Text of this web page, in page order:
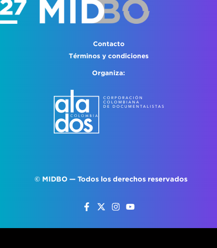
Contacto
Términos y condiciones
Organiza:
© MIDBO — Todos los derechos reservados